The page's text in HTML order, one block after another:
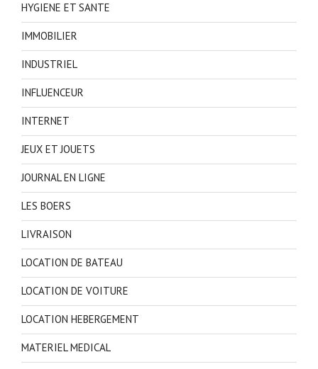
HYGIENE ET SANTE
IMMOBILIER
INDUSTRIEL
INFLUENCEUR
INTERNET
JEUX ET JOUETS
JOURNAL EN LIGNE
LES BOERS
LIVRAISON
LOCATION DE BATEAU
LOCATION DE VOITURE
LOCATION HEBERGEMENT
MATERIEL MEDICAL